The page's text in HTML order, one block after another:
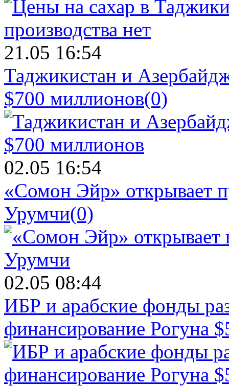
21.05 16:54
Таджикистан и
$700 миллионов(0)
02.05 16:54
«Сомон Эйр» открывает
Урумчи(0)
02.05 08:44
ИБР и арабские фонды
финансирование Рогуна